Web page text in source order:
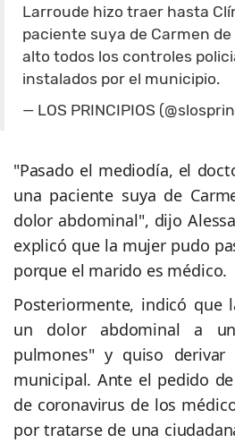
Larroude hizo traer hasta
paciente suya de Carmen
alto todos los controles
instalados por el municipio.
— LOS PRINCIPIOS
"Pasado el mediodía, el
una paciente suya de
dolor abdominal", dijo
explicó que la mujer pudo
porque el marido es médico.
Posteriormente, indicó que
un dolor abdominal a
pulmones" y quiso
municipal. Ante el pedido
de coronavirus de los
por tratarse de una